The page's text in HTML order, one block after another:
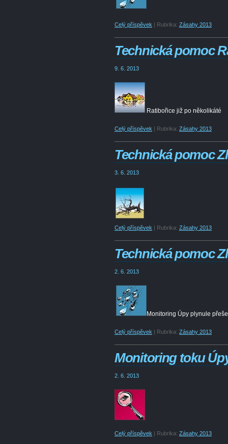
Celý příspěvek | Rubrika: Zásahy 2013
Technická pomoc
9. 6. 2013
Ratibořice již po několikáté
Celý příspěvek | Rubrika: Zásahy 2013
Technická pomoc
3. 6. 2013
Celý příspěvek | Rubrika: Zásahy 2013
Technická pomoc
2. 6. 2013
Monitoring Úpy plynule
Celý příspěvek | Rubrika: Zásahy 2013
Monitoring toku
2. 6. 2013
Celý příspěvek | Rubrika: Zásahy 2013